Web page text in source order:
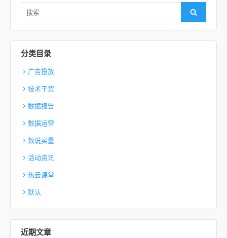
Search for:
Search
分类目录
广告投放
技术干货
数据报告
数据运营
数说买量
活动资讯
热云课堂
默认
近期文章